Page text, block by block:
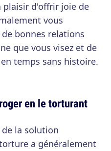
plaisir d'offrir joie de
vous
bonnes relations
que vous visez et de
temps sans histoire.
en le torturant
la solution
a généralement